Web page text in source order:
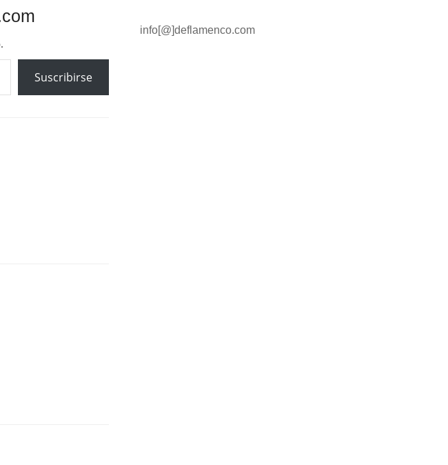
Suscribirse
info[@]deflamenco.com